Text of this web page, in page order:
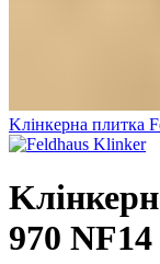
Kлінкерна плитка
970 NF14